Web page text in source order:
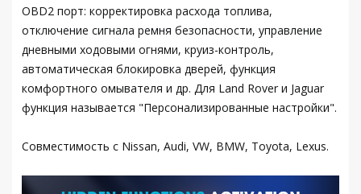
OBD2 порт: корректировка расхода топлива,
отключение сигнала ремня безопасности, управление
дневными ходовыми огнями, круиз-контроль,
автоматическая блокировка дверей, функция
комфортного омывателя и др. Для Land Rover и Jaguar
функция называется "Персонализированные настройки".
Совместимость с Nissan, Audi, VW, BMW, Toyota, Lexus.